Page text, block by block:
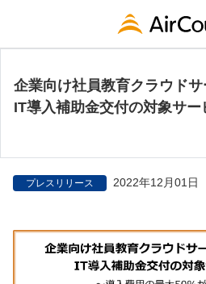
企業向け社員教育クラウド
IT導入補助金交付の対象サー
プレスリリース 2022年12月01日